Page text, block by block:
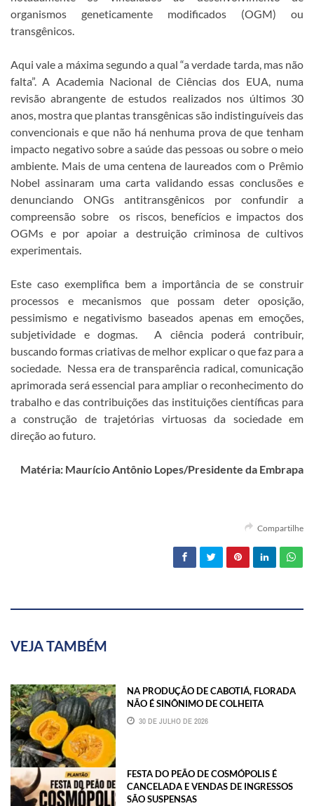
organismos geneticamente modificados (OGM) ou
transgênicos.
Aqui vale a máxima segundo a qual “a verdade tarda, mas não
falta”. A Academia Nacional de Ciências dos EUA, numa
revisão abrangente de estudos realizados nos últimos 30
anos, mostra que plantas transgênicas são indistinguíveis das
convencionais e que não há nenhuma prova de que tenham
impacto negativo sobre a saúde das pessoas ou sobre o meio
ambiente. Mais de uma centena de laureados com o Prêmio
Nobel assinaram uma carta validando essas conclusões e
denunciando ONGs antitransgênicos por confundir a
compreensão sobre os riscos, benefícios e impactos dos
OGMs e por apoiar a destruição criminosa de cultivos
experimentais.
Este caso exemplifica bem a importância de se construir
processos e mecanismos que possam deter oposição,
pessimismo e negativismo baseados apenas em emoções,
subjetividade e dogmas. A ciência poderá contribuir,
buscando formas criativas de melhor explicar o que faz para a
sociedade. Nessa era de transparência radical, comunicação
aprimorada será essencial para ampliar o reconhecimento do
trabalho e das contribuições das instituições científicas para
a construção de trajetórias virtuosas da sociedade em
direção ao futuro.
Matéria: Maurício Antônio Lopes/Presidente da Embrapa
Compartilhe
VEJA TAMBÉM
NA PRODUÇÃO DE CABOTIÁ, FLORADA
NÃO É SINÔNIMO DE COLHEITA
30 DE JULHO DE 2026
FESTA DO PEÃO DE COSMÓPOLIS É
CANCELADA E VENDAS DE INGRESSOS
SÃO SUSPENSAS